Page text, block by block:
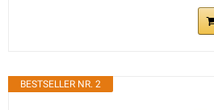
BESTSELLER NR. 2